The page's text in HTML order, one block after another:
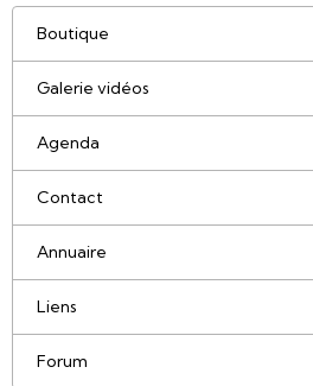
Boutique
Galerie vidéos
Agenda
Contact
Annuaire
Liens
Forum